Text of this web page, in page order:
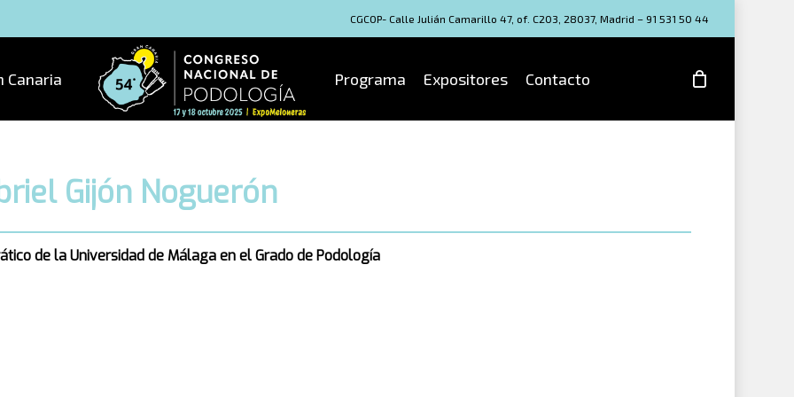
CGCOP- Calle Julián Camarillo 47, of. C203, 28037, Madrid – 91 531 50 44
Canaria Programa Expositores Contacto
Gijón Noguerón
de la Universidad de Málaga en el Grado de Podología